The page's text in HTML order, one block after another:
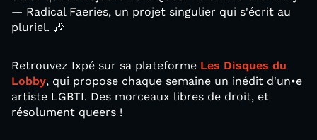
— Radical Faeries, un projet singulier qui s'écrit au
pluriel. 🎶
Retrouvez Ixpé sur sa plateforme Les Disques du
Lobby, qui propose chaque semaine un inédit d'un•e
artiste LGBTI. Des morceaux libres de droit, et
résolument queers !